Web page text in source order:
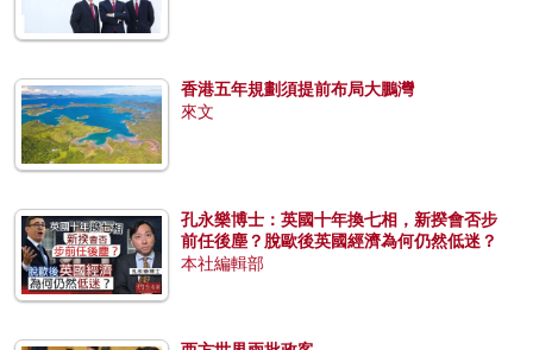
香港五年規劃須提前布局大鵬灣
來文
孔永樂博士：英國十年換七相，新揆會否步
前任後塵？脫歐後英國經濟為何仍然低迷？
本社編輯部